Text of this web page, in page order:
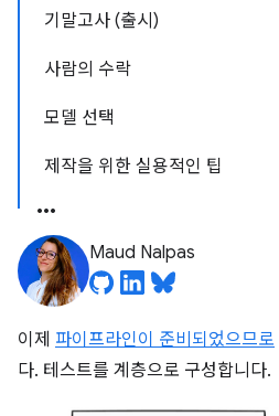
기말고사 (출시)
사람의 수락
모델 선택
제작을 위한 실용적인 팁
Maud Nalpas
이제 파이프라인이 준비되었으므로
다. 테스트를 계층으로 구성합니다.